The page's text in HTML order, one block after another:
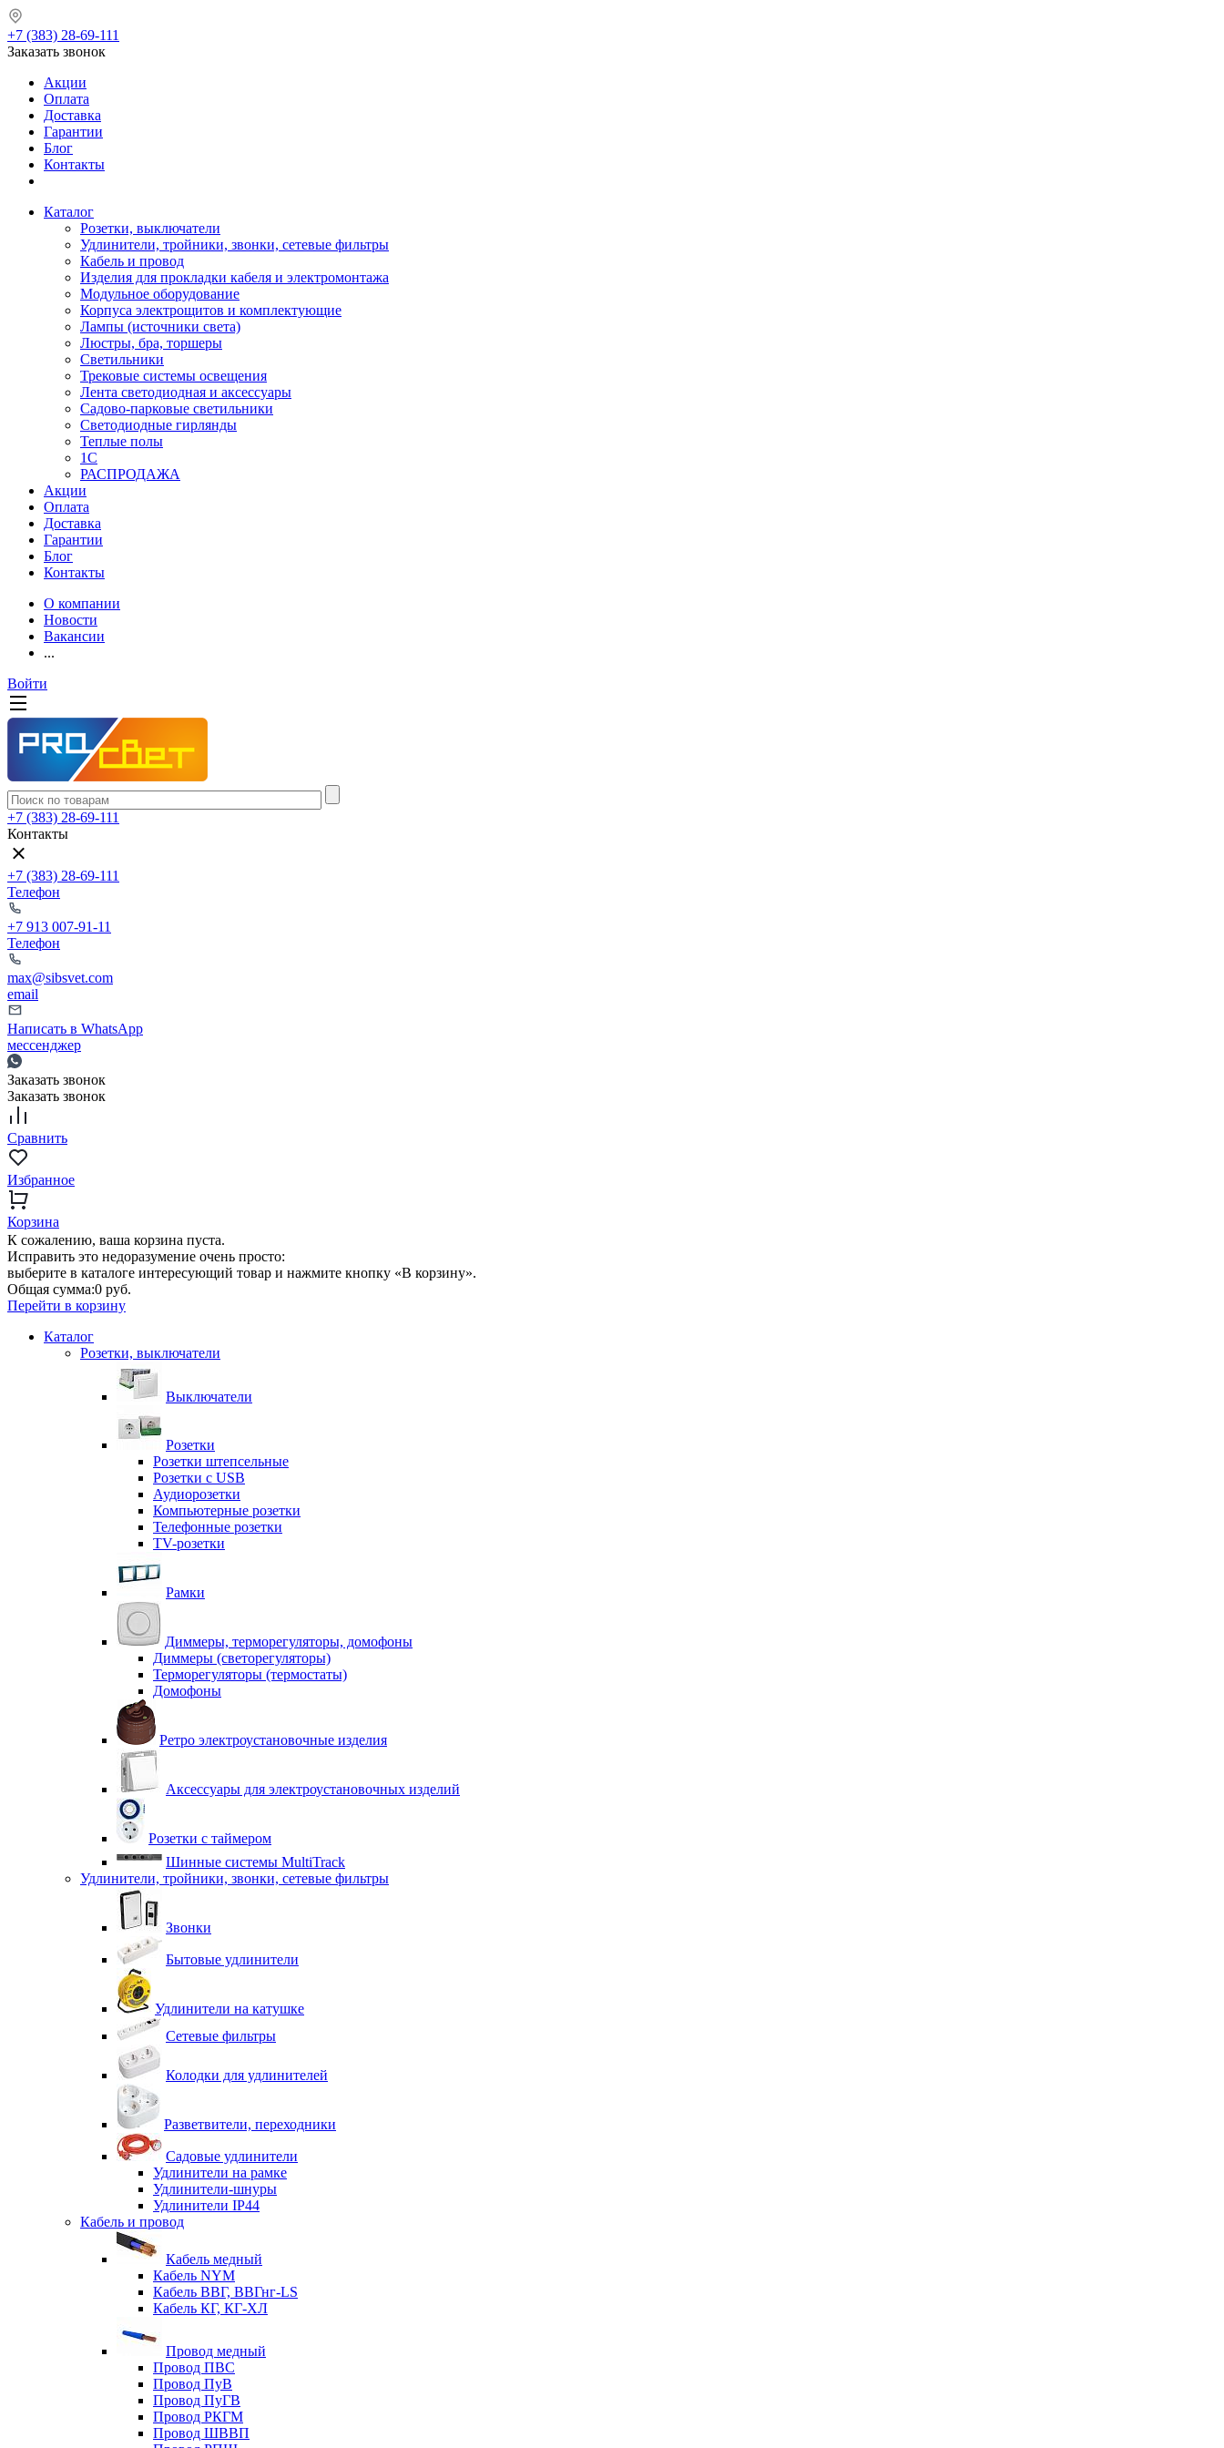
+7 (383) 28-69-111
Заказать звонок
Акции
Оплата
Доставка
Гарантии
Блог
Контакты
Каталог
Розетки, выключатели
Удлинители, тройники, звонки, сетевые фильтры
Кабель и провод
Изделия для прокладки кабеля и электромонтажа
Модульное оборудование
Корпуса электрощитов и комплектующие
Лампы (источники света)
Люстры, бра, торшеры
Светильники
Трековые системы освещения
Лента светодиодная и аксессуары
Садово-парковые светильники
Светодиодные гирлянды
Теплые полы
1С
РАСПРОДАЖА
Акции
Оплата
Доставка
Гарантии
Блог
Контакты
О компании
Новости
Вакансии
...
Войти
+7 (383) 28-69-111
Контакты
+7 (383) 28-69-111
Телефон
+7 913 007-91-11
Телефон
max@sibsvet.com
email
Написать в WhatsApp
мессенджер
Заказать звонок
Заказать звонок
Сравнить
Избранное
Корзина
К сожалению, ваша корзина пуста.
Исправить это недоразумение очень просто:
выберите в каталоге интересующий товар и нажмите кнопку «В корзину».
Общая сумма:0 руб.
Перейти в корзину
Каталог
Розетки, выключатели
Выключатели
Розетки
Розетки штепсельные
Розетки с USB
Аудиорозетки
Компьютерные розетки
Телефонные розетки
TV-розетки
Рамки
Диммеры, терморегуляторы, домофоны
Диммеры (светорегуляторы)
Терморегуляторы (термостаты)
Домофоны
Ретро электроустановочные изделия
Аксессуары для электроустановочных изделий
Розетки с таймером
Шинные системы MultiTrack
Удлинители, тройники, звонки, сетевые фильтры
Звонки
Бытовые удлинители
Удлинители на катушке
Сетевые фильтры
Колодки для удлинителей
Разветвители, переходники
Садовые удлинители
Удлинители на рамке
Удлинители-шнуры
Удлинители IP44
Кабель и провод
Кабель медный
Кабель NYM
Кабель ВВГ, ВВГнг-LS
Кабель КГ, КГ-ХЛ
Провод медный
Провод ПВС
Провод ПуВ
Провод ПуГВ
Провод РКГМ
Провод ШВВП